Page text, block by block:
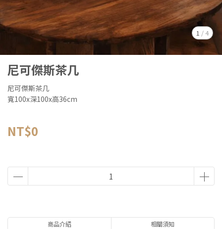
1 / 4
尼可傑斯茶几
尼可傑斯茶几
寬100x深100x高36cm
NT$0
商品介紹 相關須知